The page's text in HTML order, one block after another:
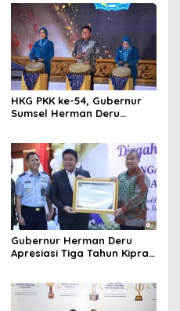
HKG PKK ke-54, Gubernur
Sumsel Herman Deru
Perempuan
Gubernur Herman Deru
Apresiasi Tiga Tahun Kiprah
Negara